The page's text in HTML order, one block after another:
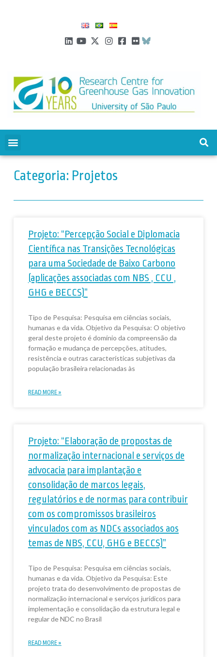
Categoria: Projetos
Projeto: “Percepção Social e Diplomacia
Científica nas Transições Tecnológicas
para uma Sociedade de Baixo Carbono
(aplicações associadas com NBS , CCU ,
GHG e BECCS)”
Tipo de Pesquisa: Pesquisa em ciências sociais,
humanas e da vida. Objetivo da Pesquisa: O objetivo
geral deste projeto é domínio da compreensão da
formação e mudança de percepções, atitudes,
resistência e outras características subjetivas da
população brasileira relacionadas às
READ MORE »
Projeto: “Elaboração de propostas de
normalização internacional e serviços de
advocacia para implantação e
consolidação de marcos legais,
regulatórios e de normas para contribuir
com os compromissos brasileiros
vinculados com as NDCs associados aos
temas de NBS, CCU, GHG e BECCS)”
Tipo de Pesquisa: Pesquisa em ciências sociais,
humanas e da vida. Objetivo da Pesquisa: Este
projeto trata do desenvolvimento de propostas de
normalização internacional e serviços jurídicos para
implementação e consolidação da estrutura legal e
regular de NDC no Brasil
READ MORE »